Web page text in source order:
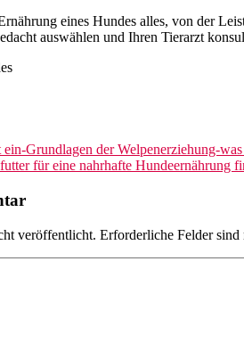
eines Hundes alles, von der
auswählen und Ihren Tierarzt
Grundlagen der Welpenerziehung-was
für eine nahrhafte Hundeernährung
veröffentlicht. Erforderliche Felder sind